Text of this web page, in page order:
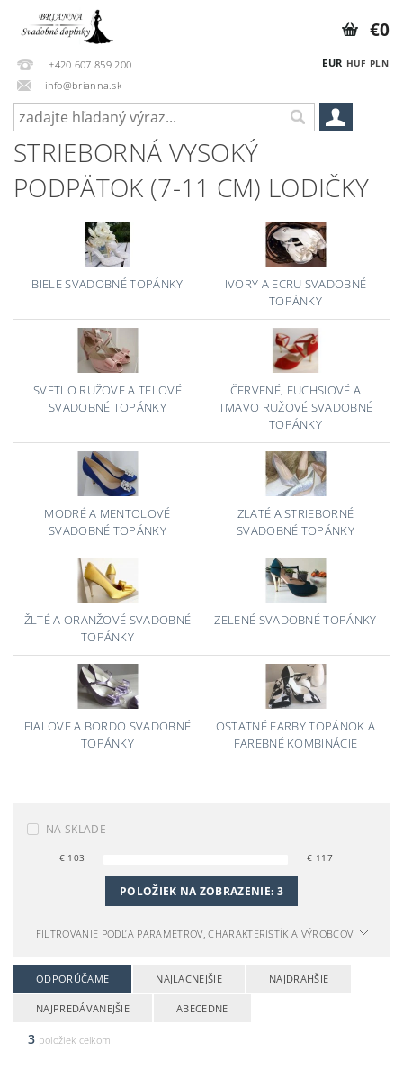
+420 607 859 200
info@brianna.sk
EUR HUF PLN
€0
STRIEBORNÁ VYSOKÝ
PODPÄTOK (7-11 CM) LODIČKY
BIELE SVADOBNÉ TOPÁNKY
IVORY A ECRU SVADOBNÉ
TOPÁNKY
SVETLO RUŽOVE A TELOVÉ
SVADOBNÉ TOPÁNKY
ČERVENÉ, FUCHSIOVÉ A
TMAVO RUŽOVÉ SVADOBNÉ
TOPÁNKY
MODRÉ A MENTOLOVÉ
SVADOBNÉ TOPÁNKY
ZLATÉ A STRIEBORNÉ
SVADOBNÉ TOPÁNKY
ŽLTÉ A ORANŽOVÉ SVADOBNÉ
TOPÁNKY
ZELENÉ SVADOBNÉ TOPÁNKY
FIALOVE A BORDO SVADOBNÉ
TOPÁNKY
OSTATNÉ FARBY TOPÁNOK A
FAREBNÉ KOMBINÁCIE
NA SKLADE
€ 103 € 117
POLOŽIEK NA ZOBRAZENIE: 3
FILTROVANIE PODĽA PARAMETROV, CHARAKTERISTÍK A VÝROBCOV
ODPORÚČAME NAJLACNEJŠIE NAJDRAHŠIE
NAJPREDÁVANEJŠIE ABECEDNE
3 položiek celkom